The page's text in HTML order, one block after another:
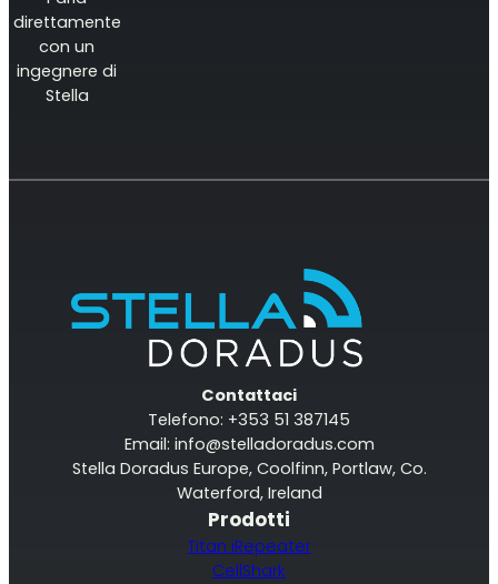
StellaControl
direttamente
con un
ingegnere di
Stella
Contattaci
Telefono: +353 51 387145
Email: info@stelladoradus.com
Stella Doradus Europe, Coolfinn, Portlaw, Co.
Waterford, Ireland
Prodotti
Titan iRepeater
CellShark